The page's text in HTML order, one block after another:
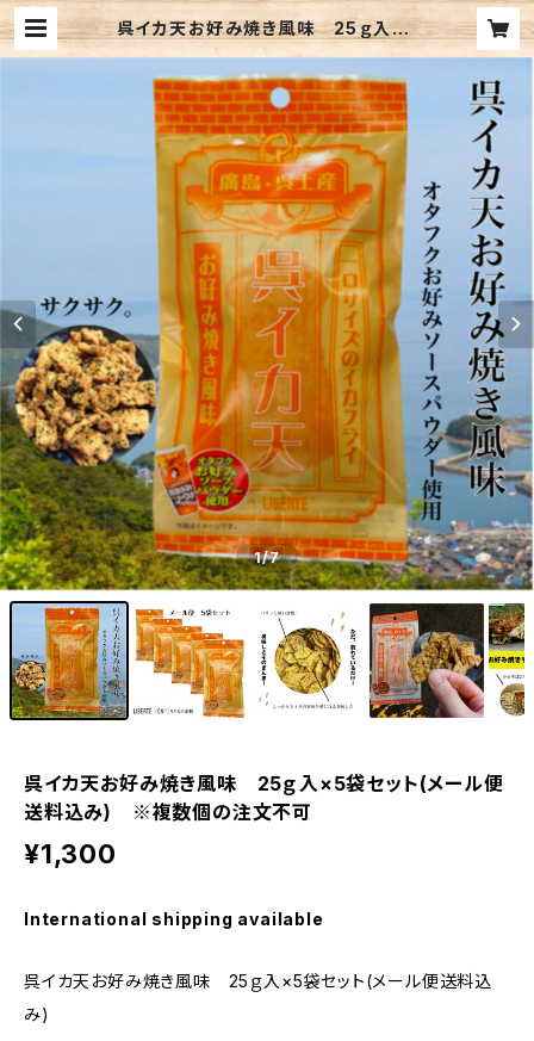
呉イカ天お好み焼き風味 25ｇ入×5
袋セット(メール便送料込み) ※複数
1/7
呉イカ天お好み焼き風味 25ｇ入×5袋セット(メール便
送料込み) ※複数個の注文不可
¥1,300
International shipping available
呉イカ天お好み焼き風味 25ｇ入×5袋セット(メール便送料込
み)